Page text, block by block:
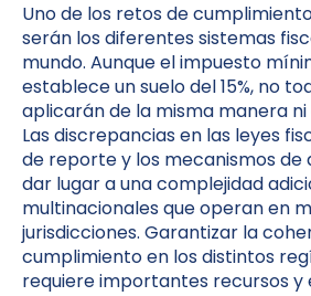
Uno de los retos de
serán los diferentes sistemas
mundo. Aunque el impuesto
establece un suelo del 15%, no
aplicarán de la misma manera ni
Las discrepancias en las leyes
de reporte y los mecanismos de
dar lugar a una complejidad
multinacionales que operan en
jurisdicciones. Garantizar la
cumplimiento en los distintos
requiere importantes recursos y